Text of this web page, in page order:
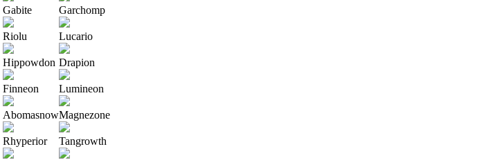
Gabite Garchomp
Riolu Lucario
Hippowdon Drapion
Finneon Lumineon
AbomasnowMagnezone
Rhyperior Tangrowth